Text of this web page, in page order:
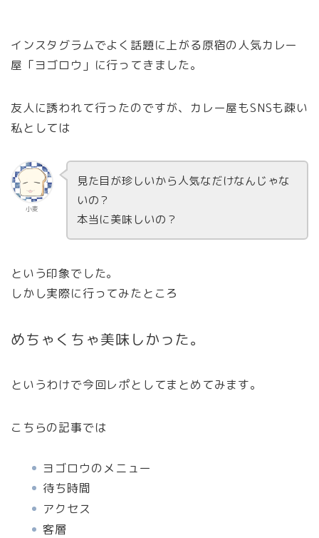
インスタグラムでよく話題に上がる原宿の人気カレー
屋「ヨゴロウ」に行ってきました。
友人に誘われて行ったのですが、カレー屋もSNSも疎い
私としては
小麦
見た目が珍しいから人気なだけなんじゃな
いの？
本当に美味しいの？
という印象でした。
しかし実際に行ってみたところ
めちゃくちゃ美味しかった。
というわけで今回レポとしてまとめてみます。
こちらの記事では
ヨゴロウのメニュー
待ち時間
アクセス
客層